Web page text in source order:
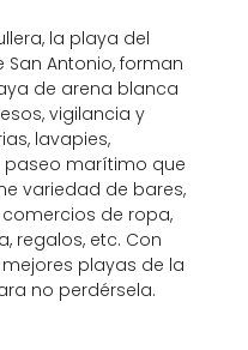
la playa del
Antonio, forman
de arena blanca
vigilancia y
lavapies,
paseo marítimo que
variedad de bares,
de ropa,
regalos, etc. Con
playas de la
no perdérsela.